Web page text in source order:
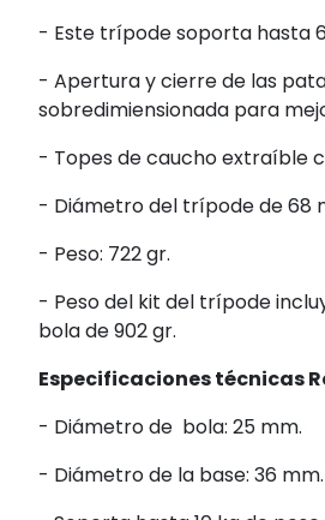
- Este trípode soporta hasta
- Apertura y cierre de las
sobredimiensionada para
- Topes de caucho extraíble
- Diámetro del trípode de 68
- Peso: 722 gr.
- Peso del kit del trípode
bola de 902 gr.
Especificaciones técnicas
- Diámetro de bola: 25 mm.
- Diámetro de la base: 36 mm.